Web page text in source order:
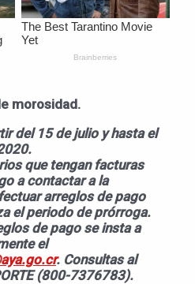
morosidad.
del 15 de julio y hasta el
que tengan facturas
a contactar a la
arreglos de pago
el periodo de prórroga.
de pago se insta a
el
. Consultas al
(800-7376783).